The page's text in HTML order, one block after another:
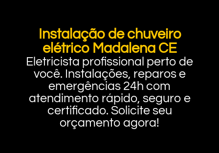
Instalação de chuveiro
elétrico Madalena CE
Eletricista profissional perto de
você. Instalações, reparos e
emergências 24h com
atendimento rápido, seguro e
certificado. Solicite seu
orçamento agora!